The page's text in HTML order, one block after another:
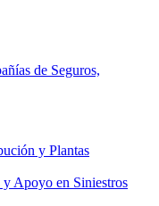
de Seguros,
y Plantas
Apoyo en Siniestros